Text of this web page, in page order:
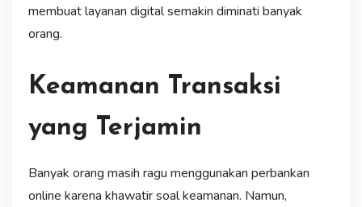
membuat layanan digital semakin diminati banyak
orang.
Keamanan Transaksi
yang Terjamin
Banyak orang masih ragu menggunakan perbankan
online karena khawatir soal keamanan. Namun,